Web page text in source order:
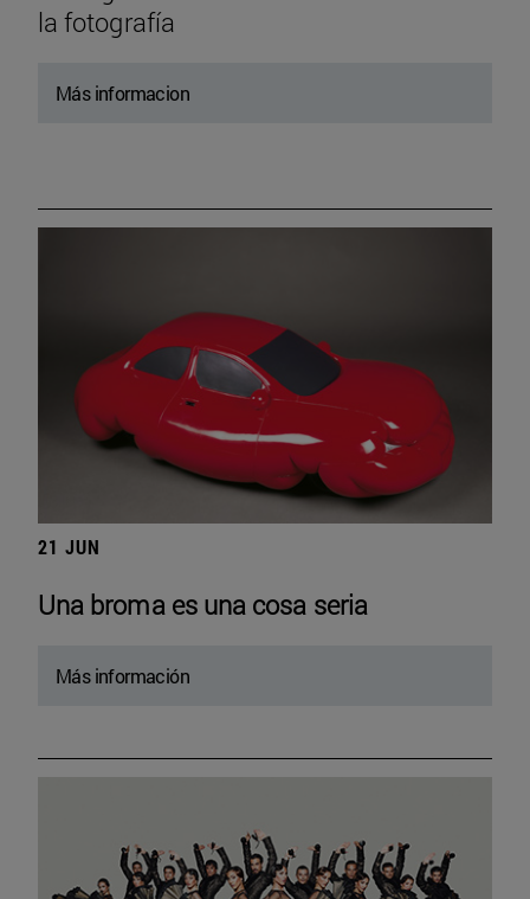
la fotografía
Más informacion
21 JUN
Una broma es una cosa seria
Más información